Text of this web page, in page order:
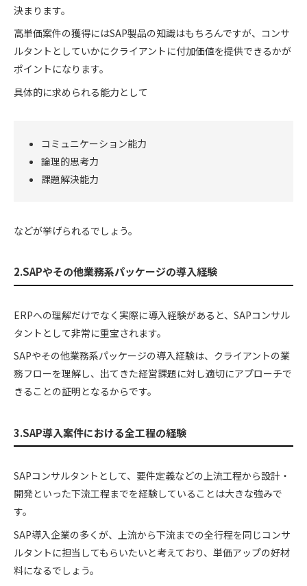
決まります。
高単価案件の獲得にはSAP製品の知識はもちろんですが、コンサ
ルタントとしていかにクライアントに付加価値を提供できるかが
ポイントになります。
具体的に求められる能力として
コミュニケーション能力
論理的思考力
課題解決能力
などが挙げられるでしょう。
2.SAPやその他業務系パッケージの導入経験
ERPへの理解だけでなく実際に導入経験があると、SAPコンサル
タントとして非常に重宝されます。
SAPやその他業務系パッケージの導入経験は、クライアントの業
務フローを理解し、出てきた経営課題に対し適切にアプローチで
きることの証明となるからです。
3.SAP導入案件における全工程の経験
SAPコンサルタントとして、要件定義などの上流工程から設計・
開発といった下流工程までを経験していることは大きな強みで
す。
SAP導入企業の多くが、上流から下流までの全行程を同じコンサ
ルタントに担当してもらいたいと考えており、単価アップの好材
料になるでしょう。